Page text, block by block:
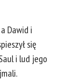
Dawid i
się
i lud jego